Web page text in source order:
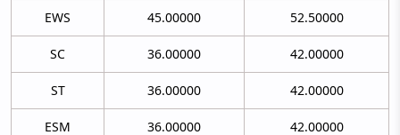
EWS 45.00000 52.50000
SC 36.00000 42.00000
ST 36.00000 42.00000
ESM 36.00000 42.00000